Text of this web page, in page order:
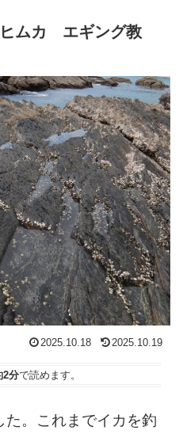
ムカ エギング教
2025.10.18 2025.10.19
2分で読めます。
。これまでイカを釣